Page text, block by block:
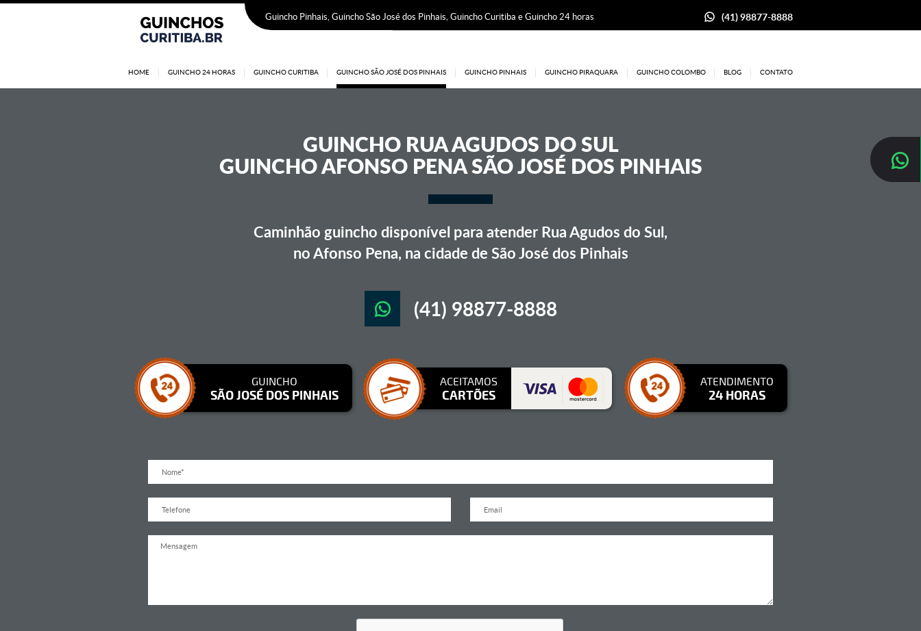
Guincho Pinhais, Guincho São José dos Pinhais, Guincho Curitiba e Guincho 24 horas (41) 98877-8888
HOME GUINCHO 24 HORAS GUINCHO CURITIBA GUINCHO SÃO JOSÉ DOS PINHAIS GUINCHO PINHAIS GUINCHO PIRAQUARA GUINCHO COLOMBO BLOG CONTATO
GUINCHO RUA AGUDOS DO SUL
GUINCHO AFONSO PENA SÃO JOSÉ DOS PINHAIS
Caminhão guincho disponível para atender Rua Agudos do Sul,
no Afonso Pena, na cidade de São José dos Pinhais
(41) 98877-8888
GUINCHO
SÃO JOSÉ DOS PINHAIS
ACEITAMOS
CARTÕES
ATENDIMENTO
24 HORAS